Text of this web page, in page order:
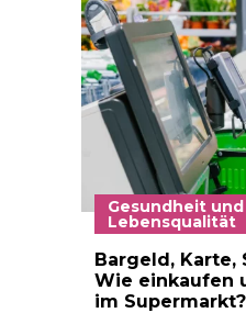
Black male person
Gesundheit und
Lebensqualität
Bargeld, Karte,
Wie einkaufen
im Supermarkt?